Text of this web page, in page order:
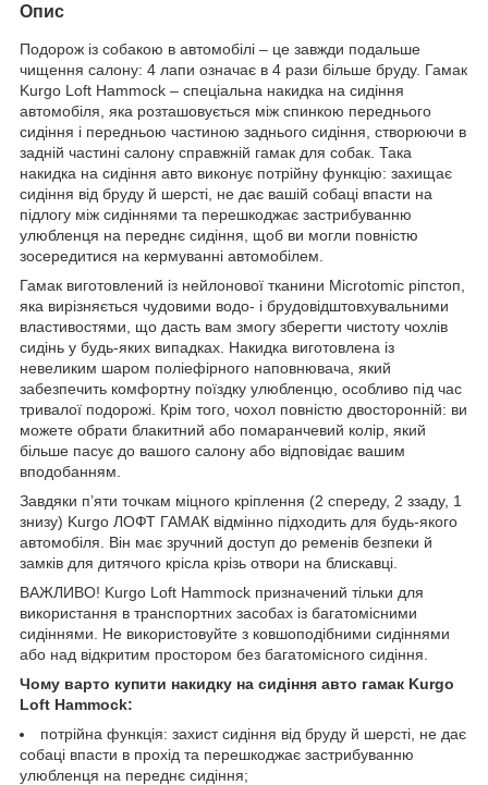
Опис
Подорож із собакою в автомобілі – це завжди подальше
чищення салону: 4 лапи означає в 4 рази більше бруду. Гамак
Kurgo Loft Hammock – спеціальна накидка на сидіння
автомобіля, яка розташовується між спинкою переднього
сидіння і передньою частиною заднього сидіння, створюючи в
задній частині салону справжній гамак для собак. Така
накидка на сидіння авто виконує потрійну функцію: захищає
сидіння від бруду й шерсті, не дає вашій собаці впасти на
підлогу між сидіннями та перешкоджає застрибуванню
улюбленця на переднє сидіння, щоб ви могли повністю
зосередитися на кермуванні автомобілем.
Гамак виготовлений із нейлонової тканини Microtomic ріпстоп,
яка вирізняється чудовими водо- і брудовідштовхувальними
властивостями, що дасть вам змогу зберегти чистоту чохлів
сидінь у будь-яких випадках. Накидка виготовлена із
невеликим шаром поліефірного наповнювача, який
забезпечить комфортну поїздку улюбленцю, особливо під час
тривалої подорожі. Крім того, чохол повністю двосторонній: ви
можете обрати блакитний або помаранчевий колір, який
більше пасує до вашого салону або відповідає вашим
вподобанням.
Завдяки п’яти точкам міцного кріплення (2 спереду, 2 ззаду, 1
знизу) Kurgo ЛОФТ ГАМАК відмінно підходить для будь-якого
автомобіля. Він має зручний доступ до ременів безпеки й
замків для дитячого крісла крізь отвори на блискавці.
ВАЖЛИВО! Kurgo Loft Hammock призначений тільки для
використання в транспортних засобах із багатомісними
сидіннями. Не використовуйте з ковшоподібними сидіннями
або над відкритим простором без багатомісного сидіння.
Чому варто купити накидку на сидіння авто гамак Kurgo
Loft Hammock:
потрійна функція: захист сидіння від бруду й шерсті, не дає
собаці впасти в прохід та перешкоджає застрибуванню
улюбленця на переднє сидіння;